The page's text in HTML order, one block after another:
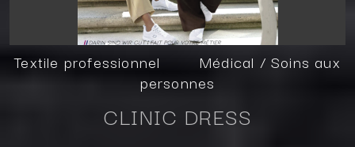
Textile professionnel Médical / Soins aux
personnes
CLINIC DRESS